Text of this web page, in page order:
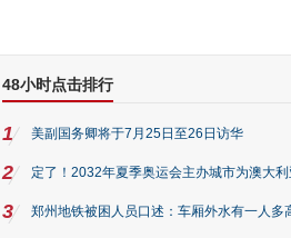
48小时点击排行
1 美副国务卿将于7月25日至26日访华
2 定了！2032年夏季奥运会主办城市为澳大
3 郑州地铁被困人员口述：车厢外水有一人多